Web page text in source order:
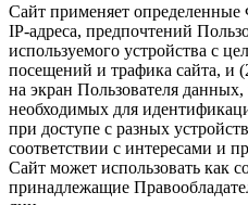
Сайт применяет
IP-адреса, предпочтений
используемого устройства с
посещений и трафика сайта, и
на экран Пользователя
необходимых для
при доступе с разных
соответствии с интересами и
Сайт может использовать как
принадлежащие